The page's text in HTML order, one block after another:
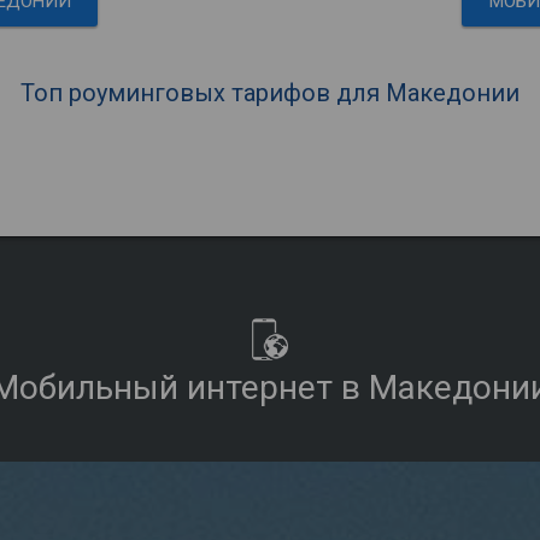
Топ роуминговых тарифов для Македонии
интернет в